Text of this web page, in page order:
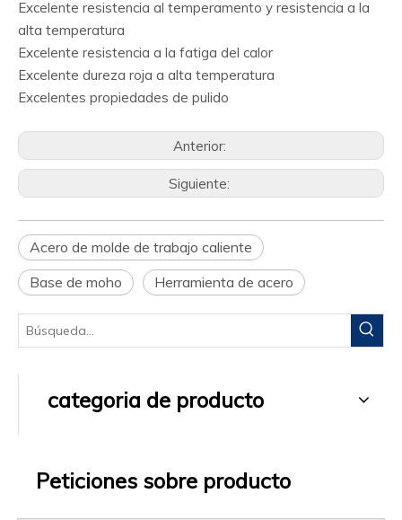
Excelente resistencia al temperamento y resistencia a la
alta temperatura
Excelente resistencia a la fatiga del calor
Excelente dureza roja a alta temperatura
Excelentes propiedades de pulido
Anterior:
Siguiente:
Acero de molde de trabajo caliente
Base de moho
Herramienta de acero
categoria de producto
Peticiones sobre producto